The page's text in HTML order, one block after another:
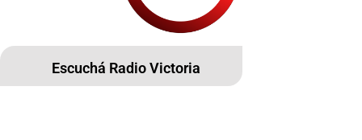
Escuchá Radio Victoria